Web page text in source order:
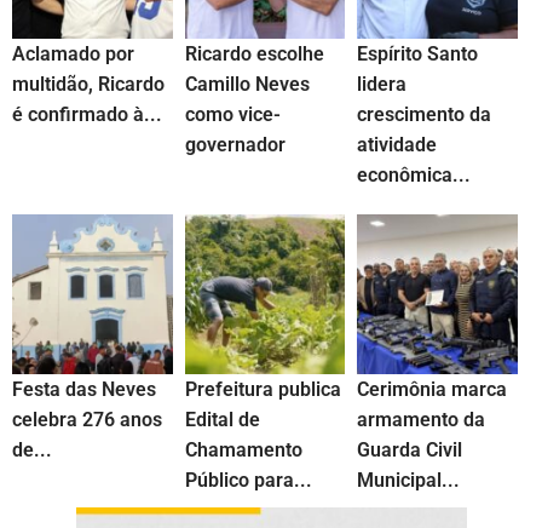
Aclamado por
multidão, Ricardo
é confirmado à...
Ricardo escolhe
Camillo Neves
como vice-
governador
Espírito Santo
lidera
crescimento da
atividade
econômica...
Festa das Neves
celebra 276 anos
de...
Prefeitura publica
Edital de
Chamamento
Público para...
Cerimônia marca
armamento da
Guarda Civil
Municipal...